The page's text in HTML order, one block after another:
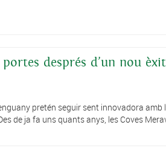
després d’un nou
pretén seguir sent innovadora amb
de ja fa uns quants anys, les Coves